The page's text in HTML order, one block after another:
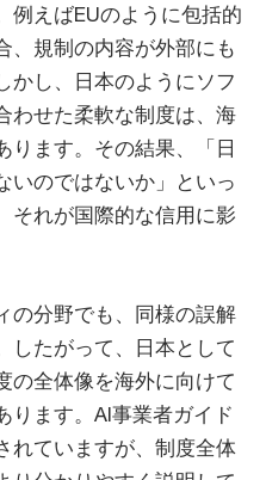
例えばEUのように包括的
、規制の内容が外部にも
かし、日本のようにソフ
わせた柔軟な制度は、海
ります。その結果、「日
いのではないか」といっ
それが国際的な信用に影
の分野でも、同様の誤解
したがって、日本として
の全体像を海外に向けて
ります。AI事業者ガイド
れていますが、制度全体